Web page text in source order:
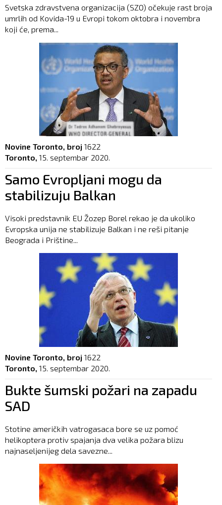
Svetska zdravstvena organizacija (SZO) očekuje rast broja
umrlih od Kovida-19 u Evropi tokom oktobra i novembra
koji će, prema...
Novine Toronto, broj 1622
Toronto, 15. septembar 2020.
Samo Evropljani mogu da
stabilizuju Balkan
Visoki predstavnik EU Žozep Borel rekao je da ukoliko
Evropska unija ne stabilizuje Balkan i ne reši pitanje
Beograda i Prištine...
Novine Toronto, broj 1622
Toronto, 15. septembar 2020.
Bukte šumski požari na zapadu
SAD
Stotine američkih vatrogasaca bore se uz pomoć
helikoptera protiv spajanja dva velika požara blizu
najnaseljenijeg dela savezne...